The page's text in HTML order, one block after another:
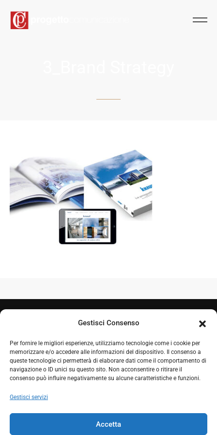
Gestisci Consenso
Per fornire le migliori esperienze, utilizziamo tecnologie come i cookie per
memorizzare e/o accedere alle informazioni del dispositivo. Il consenso a
queste tecnologie ci permetterà di elaborare dati come il comportamento di
navigazione o ID unici su questo sito. Non acconsentire o ritirare il
consenso può influire negativamente su alcune caratteristiche e funzioni.
Gestisci servizi
Accetta
+39 050 7212995